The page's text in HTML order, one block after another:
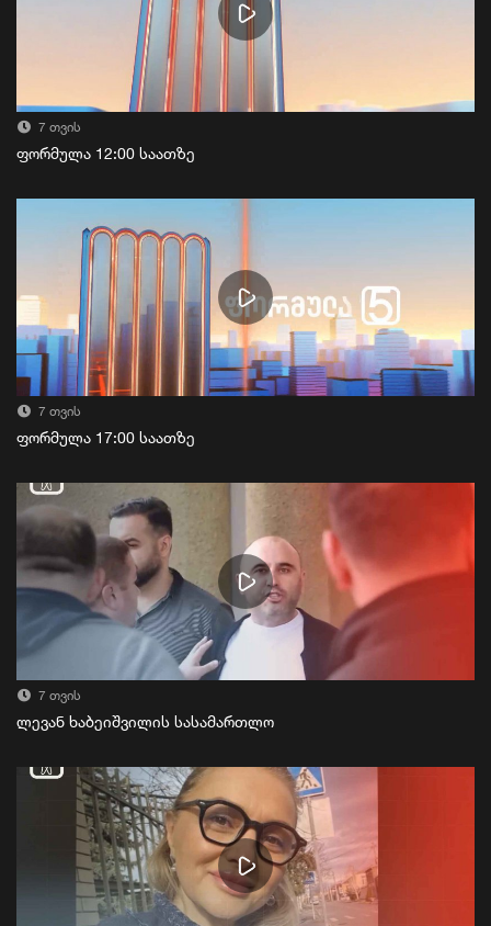
7 თვის
ფორმულა 12:00 საათზე
7 თვის
ფორმულა 17:00 საათზე
7 თვის
ლევან ხაბეიშვილის სასამართლო